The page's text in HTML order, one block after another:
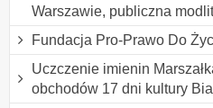
Warszawie, publiczna
Fundacja Pro-Prawo Do
Uczczenie imienin
obchodów 17 dni kultury